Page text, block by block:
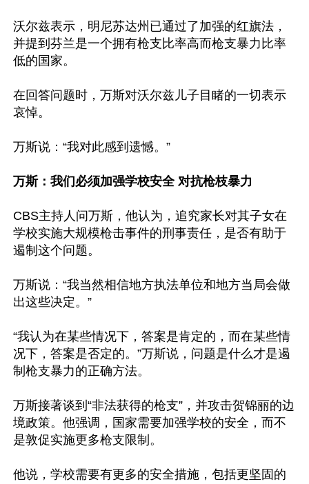
沃尔兹表示，明尼苏达州已通过了加强的红旗法，
并提到芬兰是一个拥有枪支比率高而枪支暴力比率
低的国家。
在回答问题时，万斯对沃尔兹儿子目睹的一切表示
哀悼。
万斯说：“我对此感到遗憾。”
万斯：我们必须加强学校安全 对抗枪枝暴力
CBS主持人问万斯，他认为，追究家长对其子女在
学校实施大规模枪击事件的刑事责任，是否有助于
遏制这个问题。
万斯说：“我当然相信地方执法单位和地方当局会做
出这些决定。”
“我认为在某些情况下，答案是肯定的，而在某些情
况下，答案是否定的。”万斯说，问题是什么才是遏
制枪支暴力的正确方法。
万斯接著谈到“非法获得的枪支”，并攻击贺锦丽的边
境政策。他强调，国家需要加强学校的安全，而不
是敦促实施更多枪支限制。
他说，学校需要有更多的安全措施，包括更坚固的